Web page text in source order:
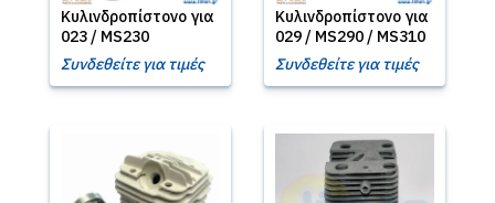
Κυλινδροπίστονο για
023 / MS230
Συνδεθείτε για τιμές
Κυλινδροπίστονο για
029 / MS290 / MS310
Συνδεθείτε για τιμές